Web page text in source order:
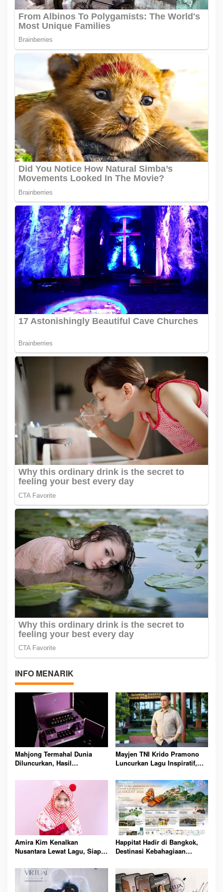
INFO MENARIK
Mahjong Termahal Dunia
Diluncurkan, Hasil
Baru Anak Penderita Kanker
Mayjen TNI Krido Pramono
Luncurkan Lagu Inspiratif,
Melangkah Berkarya Bersama
Amira Kim Kenalkan
Nusantara Lewat Lagu, Siap
Mendunia Bersama Senada
Happitat Hadir di Bangkok,
Destinasi Kebahagiaan
Agustus 2026 Nanti Bersama